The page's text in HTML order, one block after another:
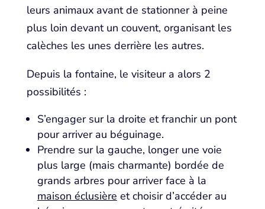
leurs animaux avant de stationner à peine
plus loin devant un couvent, organisant les
calèches les unes derrière les autres.
Depuis la fontaine, le visiteur a alors 2
possibilités :
S’engager sur la droite et franchir un pont
pour arriver au béguinage.
Prendre sur la gauche, longer une voie
plus large (mais charmante) bordée de
grands arbres pour arriver face à la
maison éclusière et choisir d’accéder au